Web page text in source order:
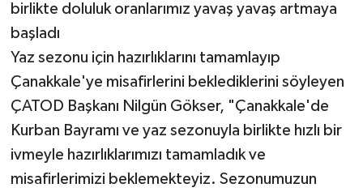
birlikte doluluk oranlarımız yavaş yavaş artmaya
başladı
Yaz sezonu için hazırlıklarını tamamlayıp
Çanakkale'ye misafirlerini beklediklerini söyleyen
ÇATOD Başkanı Nilgün Gökser, "Çanakkale'de
Kurban Bayramı ve yaz sezonuyla birlikte hızlı bir
ivmeyle hazırlıklarımızı tamamladık ve
misafirlerimizi beklemekteyiz. Sezonumuzun